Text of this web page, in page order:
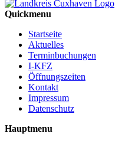
Quickmenu
Startseite
Aktuelles
Terminbuchungen
I-KFZ
Öffnungszeiten
Kontakt
Impressum
Datenschutz
Hauptmenu